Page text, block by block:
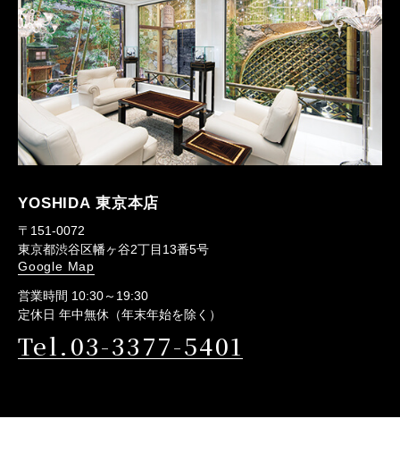
YOSHIDA 東京本店
〒151-0072
東京都渋谷区幡ヶ谷2丁目13番5号
Google Map
営業時間 10:30～19:30
定休日 年中無休（年末年始を除く）
Tel.03-3377-5401